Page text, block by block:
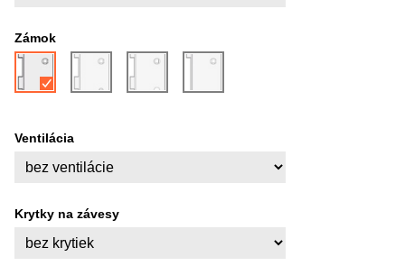
Zámok
Ventilácia
Krytky na závesy